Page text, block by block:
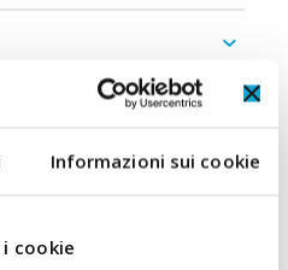
Informazioni sui cookie
cookieal carrello oppure